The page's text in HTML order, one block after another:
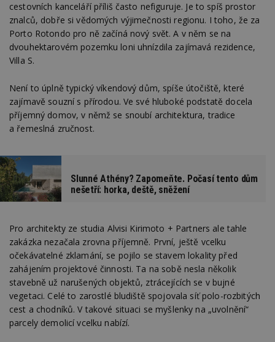
cestovních kanceláří příliš často nefiguruje. Je to spíš prostor
znalců, dobře si vědomých výjimečnosti regionu. I toho, že za
Porto Rotondo pro ně začíná nový svět. A v něm se na
dvouhektarovém pozemku loni uhnízdila zajímavá rezidence,
Villa S.
Není to úplně typický víkendový dům, spíše útočiště, které
zajímavě souzní s přírodou. Ve své hluboké podstatě docela
příjemný domov, v němž se snoubí architektura, tradice
a řemeslná zručnost.
Slunné Athény? Zapomeňte. Počasí tento dům
nešetří: horka, deště, sněžení
Pro architekty ze studia Alvisi Kirimoto + Partners ale tahle
zakázka nezačala zrovna příjemně. První, ještě vcelku
očekávatelné zklamání, se pojilo se stavem lokality před
zahájením projektové činnosti. Ta na sobě nesla několik
stavebně už narušených objektů, ztrácejících se v bujné
vegetaci. Celé to zarostlé bludiště spojovala síť polo-rozbitých
cest a chodníků. V takové situaci se myšlenky na „uvolnění“
parcely demolicí vcelku nabízí.